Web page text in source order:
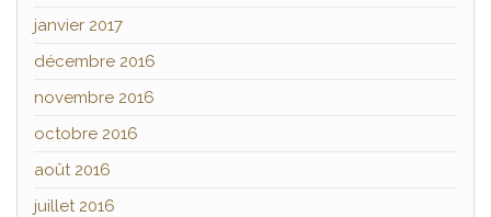
janvier 2017
décembre 2016
novembre 2016
octobre 2016
août 2016
juillet 2016